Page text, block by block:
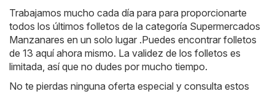
Trabajamos mucho cada día para para proporcionarte
todos los últimos folletos de la categoría Supermercados
Manzanares en un solo lugar .Puedes encontrar folletos
de 13 aquí ahora mismo. La validez de los folletos es
limitada, así que no dudes por mucho tiempo.
No te pierdas ninguna oferta especial y consulta estos